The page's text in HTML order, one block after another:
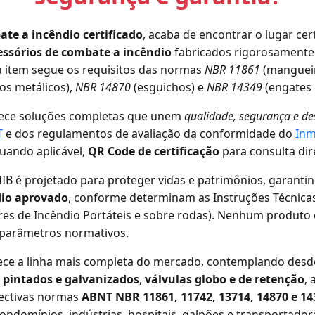
a incêndio certificado, acaba de encontrar o lugar
de combate a incêndiofabricados
item segue os requisitos das normas NBR 11861
metálicos), NBR 14870(esguichos) eNBR 14349(engates
soluções completas que unem qualidade, segurança e
e dos regulamentos de avaliação da conformidade do
aplicável, QR Code de certificação para consulta
é projetado para proteger vidas e patrimônios,
aprovado, conforme determinam as Instruções
de Incêndio Portáteis e sobre rodas). Nenhum produto
normativos.
a linha mais completa do mercado, contemplando
e galvanizados, válvulas globo e de retenção,
normas ABNT NBR 11861, 11742, 13714, 14870 e